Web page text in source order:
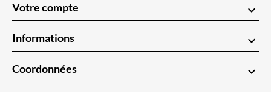
Votre compte keyboard_arrow_down
Informations keyboard_arrow_down
Coordonnées keyboard_arrow_down